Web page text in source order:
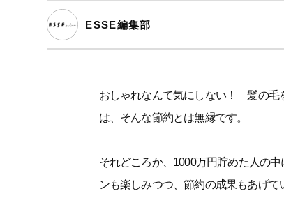
ESSE編集部
おしゃれなんて気にしない！ 髪の毛
は、そんな節約とは無縁です。
それどころか、1000万円貯めた人の
ンも楽しみつつ、節約の成果もあげて